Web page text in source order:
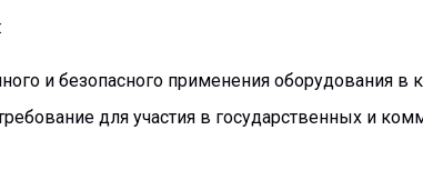
и безопасного применения оборудования в
для участия в государственных и